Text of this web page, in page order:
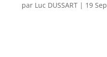
par Luc DUSSART| 19